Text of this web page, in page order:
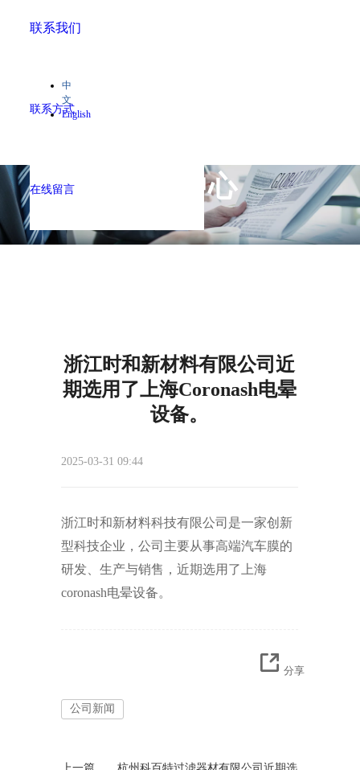
联系我们
联系方式
在线留言
中
文
English
新闻中心
——
浙江时和新材料有限公司近
期选用了上海Coronash电晕
设备。
2025-03-31 09:44
浙江时和新材料科技有限公司是一家创新
型科技企业，公司主要从事高端汽车膜的
研发、生产与销售，近期选用了上海
coronash电晕设备。
分享
公司新闻